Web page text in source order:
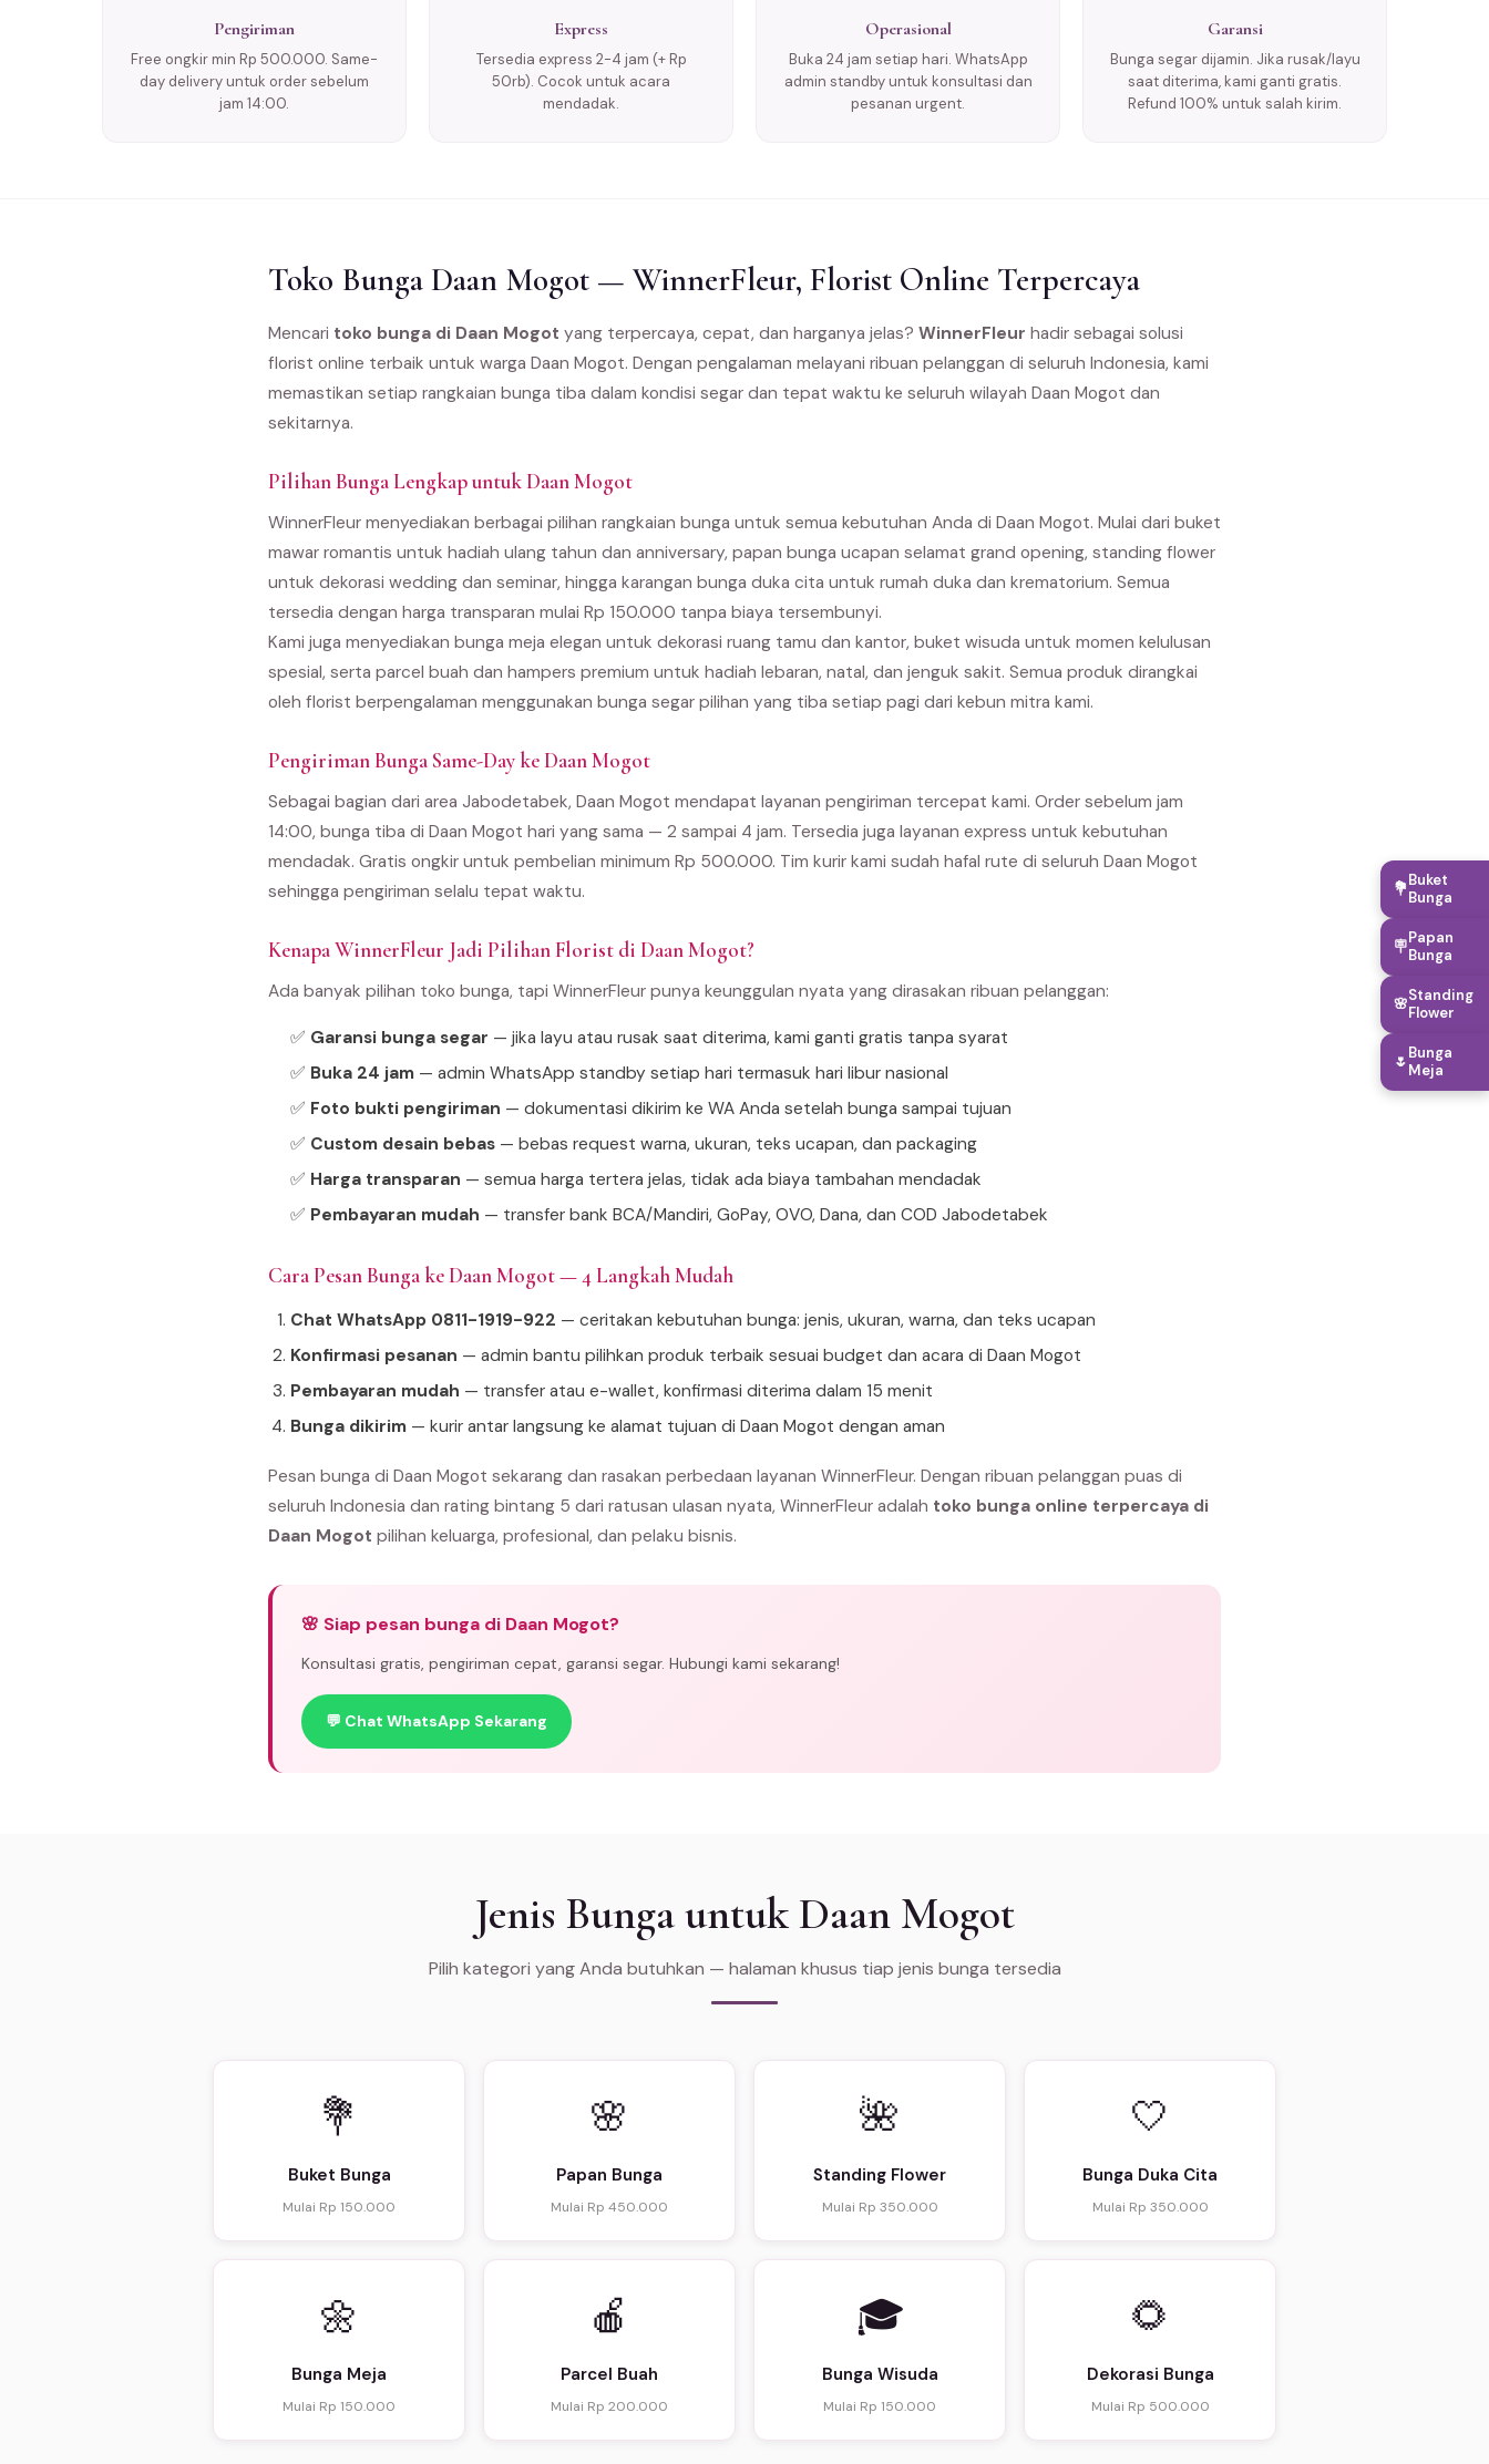
Pengiriman
Free ongkir min Rp 500.000. Same-
day delivery untuk order sebelum
jam 14:00.
Express
Tersedia express 2-4 jam (+ Rp
50rb). Cocok untuk acara
mendadak.
Operasional
Buka 24 jam setiap hari. WhatsApp
admin standby untuk konsultasi dan
pesanan urgent.
Garansi
Bunga segar dijamin. Jika rusak/layu
saat diterima, kami ganti gratis.
Refund 100% untuk salah kirim.
Toko Bunga Daan Mogot — WinnerFleur, Florist Online Terpercaya
Mencari toko bunga di Daan Mogot yang terpercaya, cepat, dan harganya jelas? WinnerFleur hadir sebagai solusi
florist online terbaik untuk warga Daan Mogot. Dengan pengalaman melayani ribuan pelanggan di seluruh Indonesia, kami
memastikan setiap rangkaian bunga tiba dalam kondisi segar dan tepat waktu ke seluruh wilayah Daan Mogot dan
sekitarnya.
Pilihan Bunga Lengkap untuk Daan Mogot
WinnerFleur menyediakan berbagai pilihan rangkaian bunga untuk semua kebutuhan Anda di Daan Mogot. Mulai dari buket
mawar romantis untuk hadiah ulang tahun dan anniversary, papan bunga ucapan selamat grand opening, standing flower
untuk dekorasi wedding dan seminar, hingga karangan bunga duka cita untuk rumah duka dan krematorium. Semua
tersedia dengan harga transparan mulai Rp 150.000 tanpa biaya tersembunyi.
Kami juga menyediakan bunga meja elegan untuk dekorasi ruang tamu dan kantor, buket wisuda untuk momen kelulusan
spesial, serta parcel buah dan hampers premium untuk hadiah lebaran, natal, dan jenguk sakit. Semua produk dirangkai
oleh florist berpengalaman menggunakan bunga segar pilihan yang tiba setiap pagi dari kebun mitra kami.
Pengiriman Bunga Same-Day ke Daan Mogot
Sebagai bagian dari area Jabodetabek, Daan Mogot mendapat layanan pengiriman tercepat kami. Order sebelum jam
14:00, bunga tiba di Daan Mogot hari yang sama — 2 sampai 4 jam. Tersedia juga layanan express untuk kebutuhan
mendadak. Gratis ongkir untuk pembelian minimum Rp 500.000. Tim kurir kami sudah hafal rute di seluruh Daan Mogot
sehingga pengiriman selalu tepat waktu.
Kenapa WinnerFleur Jadi Pilihan Florist di Daan Mogot?
Ada banyak pilihan toko bunga, tapi WinnerFleur punya keunggulan nyata yang dirasakan ribuan pelanggan:
✅ Garansi bunga segar — jika layu atau rusak saat diterima, kami ganti gratis tanpa syarat
✅ Buka 24 jam — admin WhatsApp standby setiap hari termasuk hari libur nasional
✅ Foto bukti pengiriman — dokumentasi dikirim ke WA Anda setelah bunga sampai tujuan
✅ Custom desain bebas — bebas request warna, ukuran, teks ucapan, dan packaging
✅ Harga transparan — semua harga tertera jelas, tidak ada biaya tambahan mendadak
✅ Pembayaran mudah — transfer bank BCA/Mandiri, GoPay, OVO, Dana, dan COD Jabodetabek
Cara Pesan Bunga ke Daan Mogot — 4 Langkah Mudah
Chat WhatsApp 0811-1919-922 — ceritakan kebutuhan bunga: jenis, ukuran, warna, dan teks ucapan
Konfirmasi pesanan — admin bantu pilihkan produk terbaik sesuai budget dan acara di Daan Mogot
Pembayaran mudah — transfer atau e-wallet, konfirmasi diterima dalam 15 menit
Bunga dikirim — kurir antar langsung ke alamat tujuan di Daan Mogot dengan aman
Pesan bunga di Daan Mogot sekarang dan rasakan perbedaan layanan WinnerFleur. Dengan ribuan pelanggan puas di
seluruh Indonesia dan rating bintang 5 dari ratusan ulasan nyata, WinnerFleur adalah toko bunga online terpercaya di
Daan Mogot pilihan keluarga, profesional, dan pelaku bisnis.
🌸 Siap pesan bunga di Daan Mogot?
Konsultasi gratis, pengiriman cepat, garansi segar. Hubungi kami sekarang!
💬 Chat WhatsApp Sekarang
Jenis Bunga untuk Daan Mogot
Pilih kategori yang Anda butuhkan — halaman khusus tiap jenis bunga tersedia
💐
Buket Bunga
Mulai Rp 150.000
🌸
Papan Bunga
Mulai Rp 450.000
🌺
Standing Flower
Mulai Rp 350.000
🤍
Bunga Duka Cita
Mulai Rp 350.000
🌼
Bunga Meja
Mulai Rp 150.000
🍎
Parcel Buah
Mulai Rp 200.000
🎓
Bunga Wisuda
Mulai Rp 150.000
🌻
Dekorasi Bunga
Mulai Rp 500.000
💐Buket
Bunga
🪧Papan
Bunga
🌸Standing
Flower
🌷Bunga
Meja